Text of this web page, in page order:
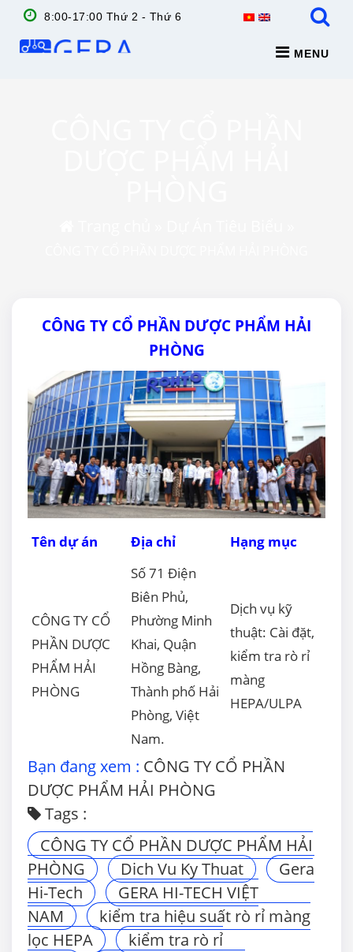
8:00-17:00 Thứ 2 - Thứ 6
MENU
CÔNG TY CỔ PHẦN DƯỢC PHẨM HẢI
PHÒNG
Tên dự án Địa chỉ Hạng mục
CÔNG TY CỔ
PHẦN DƯỢC
PHẨM HẢI
PHÒNG
Số 71 Điện
Biên Phủ,
Phường Minh
Khai, Quận
Hồng Bàng,
Thành phố Hải
Phòng, Việt
Nam.
Dịch vụ kỹ
thuật: Cài đặt,
kiểm tra rò rỉ
màng
HEPA/ULPA
Bạn đang xem : CÔNG TY CỔ PHẦN
DƯỢC PHẨM HẢI PHÒNG
Tags :
CÔNG TY CỔ PHẦN DƯỢC PHẨM HẢI
PHÒNG
Dich Vu Ky Thuat
Gera
Hi-Tech
GERA HI-TECH VIỆT
NAM
kiểm tra hiệu suất rò rỉ màng
lọc HEPA
kiểm tra rò rỉ